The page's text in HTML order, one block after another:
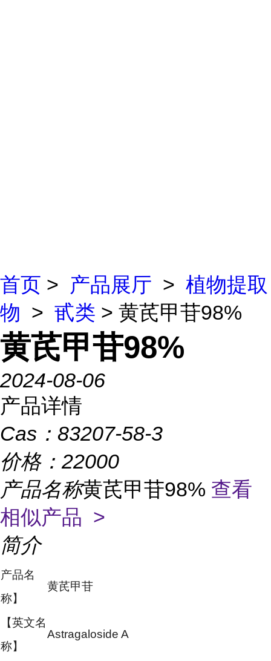
首页 > 产品展厅 > 植物提取
物 > 甙类 > 黄芪甲苷98%
黄芪甲苷98%
2024-08-06
产品详情
Cas： 83207-58-3
价格： 22000
产品名称黄芪甲苷98% 查看
相似产品 >
简介
产品名
称】
黄芪甲苷
【英文名
称】
Astragaloside A